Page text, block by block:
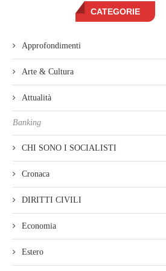
CATEGORIE
Approfondimenti
Arte & Cultura
Attualità
Banking
CHI SONO I SOCIALISTI
Cronaca
DIRITTI CIVILI
Economia
Estero